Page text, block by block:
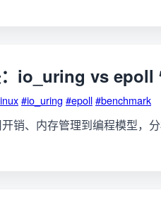
io_uring vs epoll
#io_uring #epoll#benchmark
销、内存管理到编程模型，